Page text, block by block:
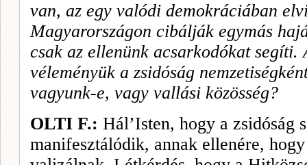
van, az egy valódi demokráciában
Magyarországon cibálják egymás
csak az ellenünk acsarkodókat segíti.
véleményük a zsidóság
vagyunk-e, vagy vallási közösség?
OLTI F.: Hál’Isten, hogy a zsidóság
manifesztálódik, annak ellenére,